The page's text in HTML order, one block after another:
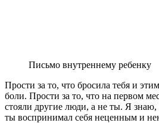
Письмо внутреннему ребенку
Прости за то, что бросила тебя и
боли. Прости за то, что на первом
стояли другие люди, а не ты. Я знаю,
ты воспринимал себя неценным и